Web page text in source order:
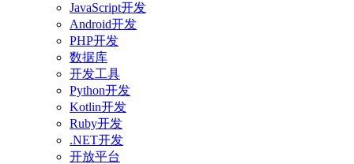
JavaScript开发
Android开发
PHP开发
数据库
开发工具
Python开发
Kotlin开发
Ruby开发
.NET开发
开放平台